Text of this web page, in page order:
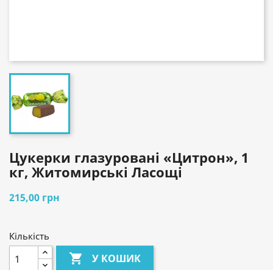
Цукерки глазуровані «Цитрон», 1
кг, Житомирські Ласощі
215,00 грн
Кількість
 У КОШИК